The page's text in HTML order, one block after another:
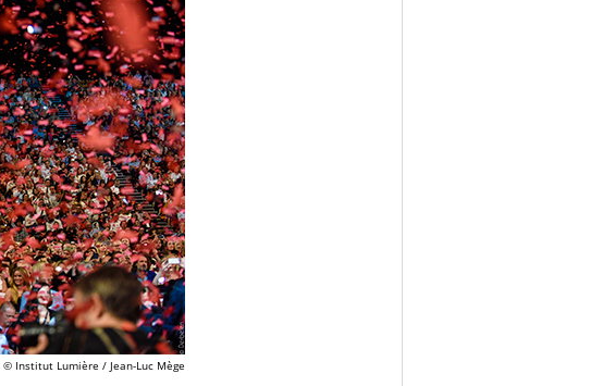
© Institut Lumière / Jean-Luc Mège